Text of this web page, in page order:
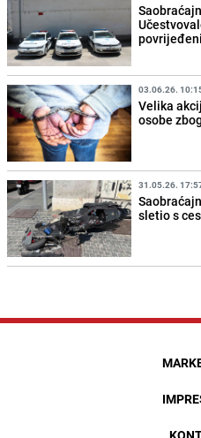
03.06.26.
Velika
osobe
31.05.26.
sletio s